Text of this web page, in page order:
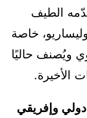
الطيف
خاصة
ويُصنف حاليًا
الأخيرة.
وإفريقي